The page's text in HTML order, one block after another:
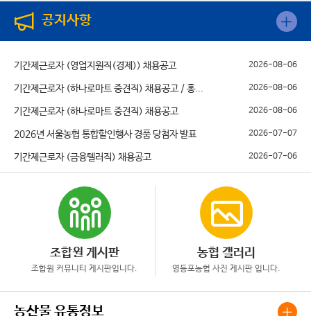
공지사항
기간제근로자 (영업지원직(경제)) 채용공고 2026-08-06
기간제근로자 (하나로마트 중견직) 채용공고 / 홍... 2026-08-06
기간제근로자 (하나로마트 중견직) 채용공고 2026-08-06
2026년 서울농협 통합할인행사 경품 당첨자 발표 2026-07-07
기간제근로자 (금융텔러직) 채용공고 2026-07-06
조합원 게시판
조합원 커뮤니티 게시판입니다.
농협 갤러리
영등포농협 사진 게시판 입니다.
농산물 유통정보